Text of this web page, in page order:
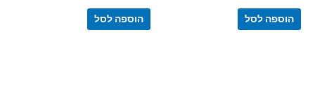
הוספה לסל הוספה לסל